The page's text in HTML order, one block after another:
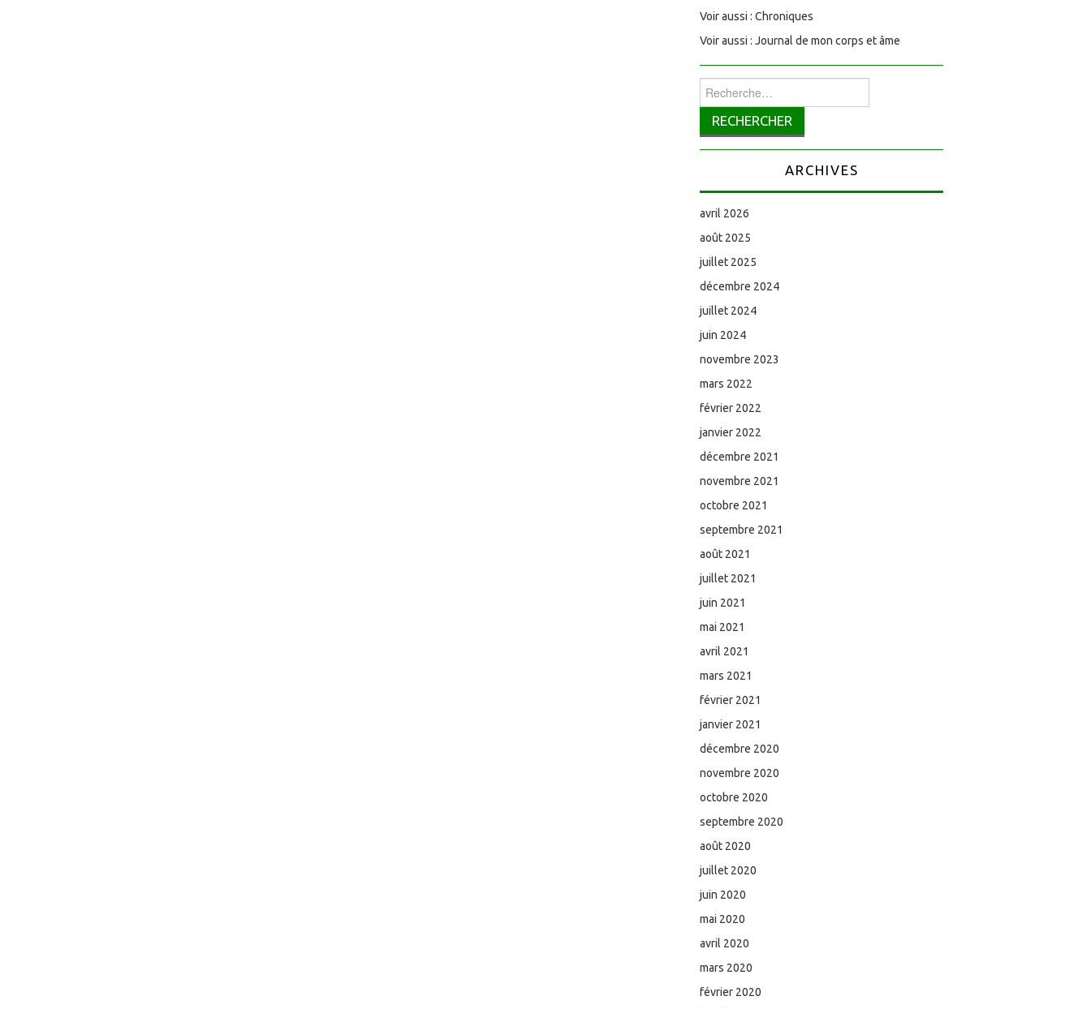
Voir aussi : Chroniques
Voir aussi : Journal de mon corps et âme
Rechercher :
ARCHIVES
avril 2026
août 2025
juillet 2025
décembre 2024
juillet 2024
juin 2024
novembre 2023
mars 2022
février 2022
janvier 2022
décembre 2021
novembre 2021
octobre 2021
septembre 2021
août 2021
juillet 2021
juin 2021
mai 2021
avril 2021
mars 2021
février 2021
janvier 2021
décembre 2020
novembre 2020
octobre 2020
septembre 2020
août 2020
juillet 2020
juin 2020
mai 2020
avril 2020
mars 2020
février 2020